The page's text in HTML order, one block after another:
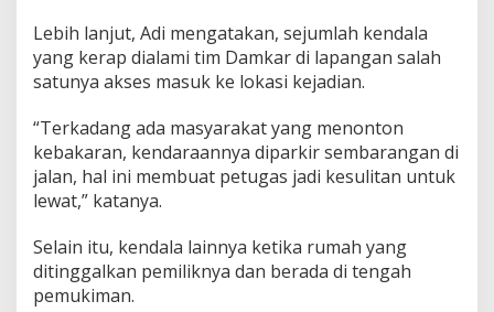
D
a
a
5
B
u
Lebih lanjut, Adi mengatakan, sejumlah kendala
yang kerap dialami tim Damkar di lapangan salah
satunya akses masuk ke lokasi kejadian.
“Terkadang ada masyarakat yang menonton
kebakaran, kendaraannya diparkir sembarangan di
jalan, hal ini membuat petugas jadi kesulitan untuk
lewat,” katanya.
Selain itu, kendala lainnya ketika rumah yang
ditinggalkan pemiliknya dan berada di tengah
pemukiman.